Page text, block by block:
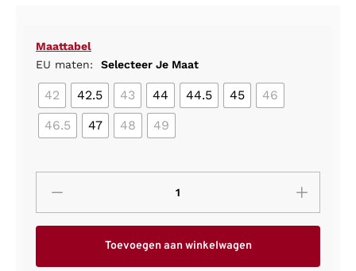
Maattabel
EU maten:
Selecteer Je Maat
42 42.5 43 44 44.5 45
46
46.5
47 48 49
Toevoegen aan winkelwagen